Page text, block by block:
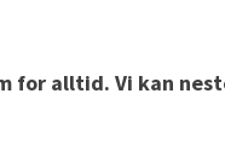
for alltid. Vi kan